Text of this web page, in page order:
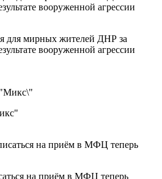
для мирных жителей ДНР за
вооруженной агрессии
на приём в МФЦ теперь